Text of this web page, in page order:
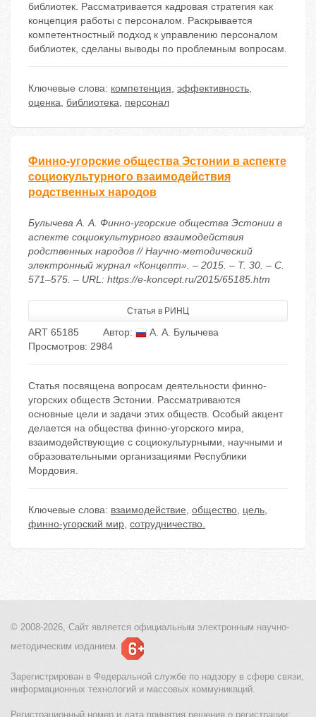
библиотек. Рассматривается кадровая стратегия как
концепция работы с персоналом. Раскрывается
компетентностный подход к управлению персоналом
библиотек, сделаны выводы по проблемным вопросам.
Ключевые слова: компетенция, эффективность,
оценка, библиотека, персонал
Финно-угорские общества Эстонии в аспекте
социокультурного взаимодействия
родственных народов
Булычева А. А. Финно-угорские общества Эстонии в
аспекте социокультурного взаимодействия
родственных народов // Научно-методический
электронный журнал «Концепт». – 2015. – Т. 30. – С.
571–575. – URL: https://e-koncept.ru/2015/65185.htm
Статья в РИНЦ
ART 65185 Автор:
А. А. Булычева
Просмотров: 2984
Статья посвящена вопросам деятельности финно-
угорских обществ Эстонии. Рассматриваются
основные цели и задачи этих обществ. Особый акцент
делается на общества финно-угорского мира,
взаимодействующие с социокультурными, научными и
образовательными организациями Республики
Мордовия.
Ключевые слова: взаимодействие, общество, цель,
финно-угорский мир, сотрудничество.
© 2008-2026, Сайт является официальным электронным научно-
методическим изданием.
Зарегистрирован в Федеральной службе по надзору в сфере связи,
информационных технологий и массовых коммуникаций.
Регистрационный номер и дата принятия решения о регистрации: